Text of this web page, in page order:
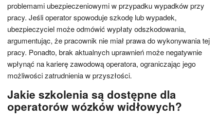
problemami ubezpieczeniowymi w przypadku wypadków przy
pracy. Jeśli operator spowoduje szkodę lub wypadek,
ubezpieczyciel może odmówić wypłaty odszkodowania,
argumentując, że pracownik nie miał prawa do wykonywania tej
pracy. Ponadto, brak aktualnych uprawnień może negatywnie
wpłynąć na karierę zawodową operatora, ograniczając jego
możliwości zatrudnienia w przyszłości.
Jakie szkolenia są dostępne dla
operatorów wózków widłowych?